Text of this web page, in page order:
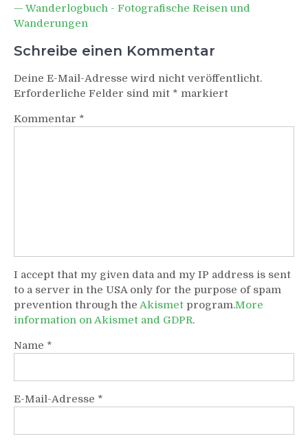
— Wanderlogbuch - Fotografische Reisen und
Wanderungen
Schreibe einen Kommentar
Deine E-Mail-Adresse wird nicht veröffentlicht.
Erforderliche Felder sind mit * markiert
Kommentar *
I accept that my given data and my IP address is sent
to a server in the USA only for the purpose of spam
prevention through the Akismet program.More
information on Akismet and GDPR.
Name *
E-Mail-Adresse *